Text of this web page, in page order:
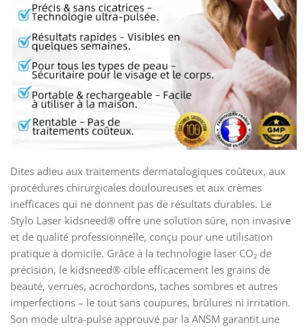
Dites adieu aux traitements dermatologiques coûteux, aux
procédures chirurgicales douloureuses et aux crèmes
inefficaces qui ne donnent pas de résultats durables. Le
Stylo Laser kidsneed® offre une solution sûre, non invasive
et de qualité professionnelle, conçu pour une utilisation
pratique à domicile. Grâce à la technologie laser CO₂ de
précision, le kidsneed® cible efficacement les grains de
beauté, verrues, acrochordons, taches sombres et autres
imperfections – le tout sans coupures, brûlures ni irritation.
Son mode ultra-pulsé approuvé par la ANSM garantit une